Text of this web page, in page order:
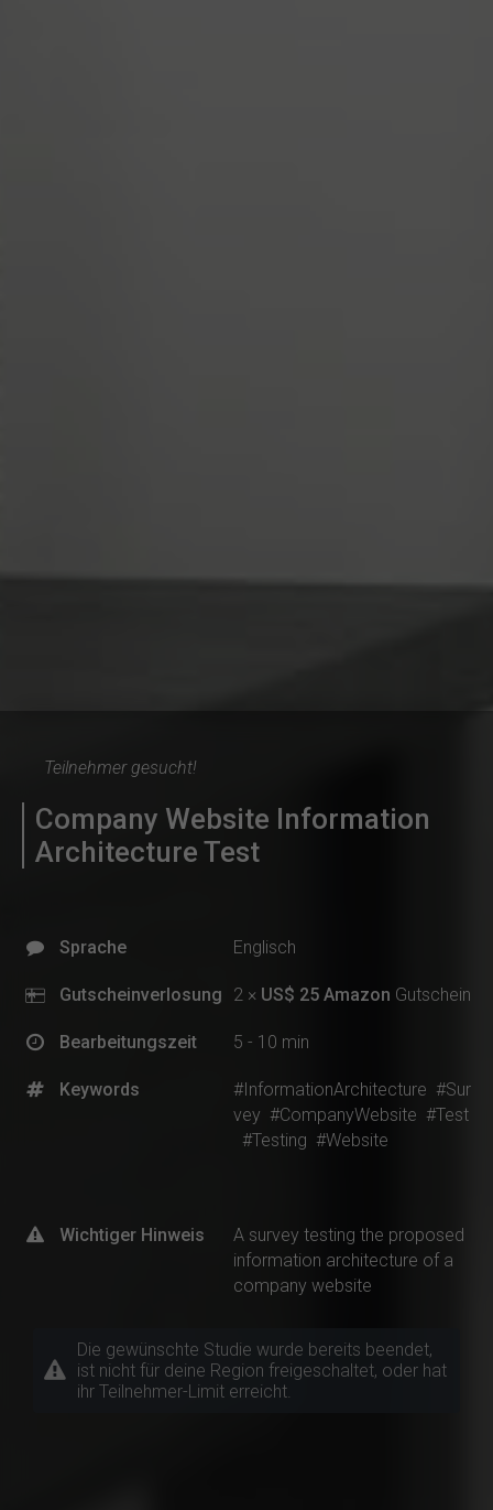
Teilnehmer gesucht!
Company Website Information
Architecture Test
Sprache Englisch
Gutscheinverlosung 2 × US$ 25 Amazon Gutschein
Bearbeitungszeit 5 - 10 min
Keywords #InformationArchitecture #Sur
vey #CompanyWebsite #Test
#Testing #Website
Wichtiger Hinweis
A survey testing the proposed
information architecture of a
company website
Die gewünschte Studie wurde bereits beendet,
ist nicht für deine Region freigeschaltet, oder hat
ihr Teilnehmer-Limit erreicht.